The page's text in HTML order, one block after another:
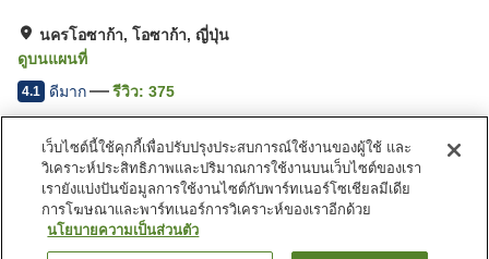
นครโอซาก้า, โอซาก้า, ญี่ปุ่น
ดูบนแผนที่
4.1 ดีมาก รีวิว: 375
สิ่งอำนวยความสะดวกในที่พัก
บริการส่งสินค้า
บริการซักแห้ง
บริการโทรปลุก
ตู้จำหน่ายอัตโนมัติ
เว็บไซต์นี้ใช้คุกกี้เพื่อปรับปรุงประสบการณ์ใช้งานของผู้ใช้ และ
วิเคราะห์ประสิทธิภาพและปริมาณการใช้งานบนเว็บไซต์ของเรา
เรายังแบ่งปันข้อมูลการใช้งานไซต์กับพาร์ทเนอร์โซเชียลมีเดีย
การโฆษณาและพาร์ทเนอร์การวิเคราะห์ของเราอีกด้วย
นโยบายความเป็นส่วนตัว